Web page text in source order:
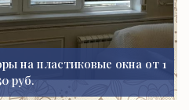
на пластиковые окна от 1
руб.